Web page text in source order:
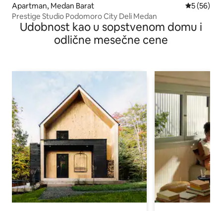
Apartman, Medan Barat Prosečna
5 (56)
Prestige Studio Podomoro City Deli Medan
Udobnost kao u sopstvenom domu i
odlične mesečne cene